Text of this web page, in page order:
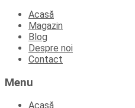
Skip
content
Acasă
Magazin
Blog
Despre noi
Contact
Menu
Acasă